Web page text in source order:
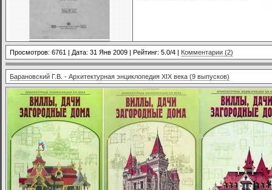
Просмотров: 6761 | Дата: 31 Янв 2009 | Рейтинг: 5.0/4 | Комментарии (2)
Барановский Г.В. - Архитектурная энциклопедия XIX века (9 выпусков)